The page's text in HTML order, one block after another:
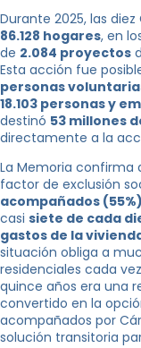
Durante 2025, las
86.128 hogares, en
de 2.084 proyectos
Esta acción fue
personas
18.103 personas y
destinó 53 millones
directamente a la
La Memoria confirma
factor de exclusión
acompañados
casi siete de cada
gastos de la
situación obliga a
residenciales cada
quince años era una
convertido en la
acompañados por
solución transitoria